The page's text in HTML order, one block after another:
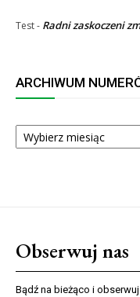
Test- Radni zaskoczeni
ARCHIWUM
ARCHIWUM
NUMERÓW
Obserwuj nas
Bądź na bieżąco i